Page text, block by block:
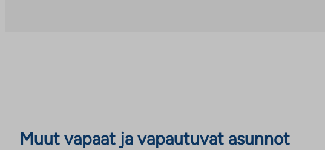
Muut vapaat ja vapautuvat asunnot